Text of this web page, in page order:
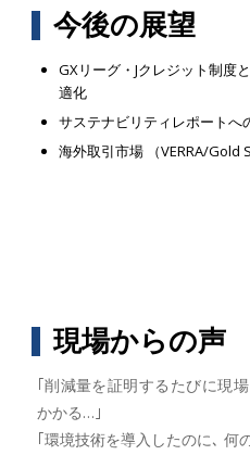
今後の展望
GXリーグ・Jクレジット制度
適化
サステナビリティレポートへ
海外取引市場 （VERRA/
現場からの声
｢削減量を証明するたびに現
かかる…｣
｢環境技術を導入したのに､ 何